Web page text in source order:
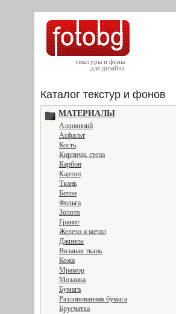
текстуры и фоны
для дизайна
Каталог текстур и фонов
МАТЕРИАЛЫ
Алюминий
Асфальт
Кость
Кирпичи, стена
Карбон
Картон
Ткань
Бетон
Фольга
Золото
Гранит
Железо и метал
Джинсы
Вязаная ткань
Кожа
Мрамор
Мозаика
Бумага
Разлинованная бумага
Брусчатка